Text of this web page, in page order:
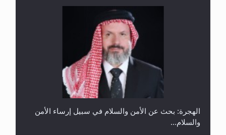
إتمام حفظ القرآن الكريم لثلاثة طلاب من مدرسة الحفظ
الهجرة: بحث عن الأمن والسلام في سبيل إرساء الأمن
والسلام...